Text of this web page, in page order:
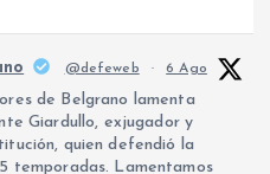
@defeweb · 6 Ago
de Belgrano lamenta
Giardullo, exjugador y
quien defendió la
temporadas. Lamentamos